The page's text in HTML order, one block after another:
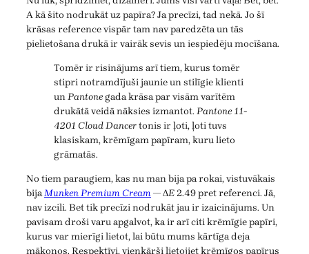
A kā šito nodrukāt uz papīra? Ja precīzi, tad nekā. Jo šī
krāsas reference vispār tam nav paredzēta un tās
pielietošana drukā ir vairāk sevis un iespiedēju mocīšana.
Tomēr ir risinājums arī tiem, kurus tomēr
stipri notramdījuši jaunie un stilīgie klienti
unPantonegada krāsa par visām varītēm
drukātā veidā nāksies izmantot. Pantone 11-
4201 Cloud Dancertonis ir ļoti, ļoti tuvs
klasiskam, krēmīgam papīram, kuru lieto
grāmatās.
No tiem paraugiem, kas nu man bija pa rokai, vistuvākais
bijaMunken Premium Cream— ΔE2.49 pret referenci. Jā,
nav izcili. Bet tik precīzi nodrukāt jau ir izaicinājums. Un
pavisam droši varu apgalvot, ka ir arī citi krēmīgie papīri,
kurus var mierīgi lietot, lai būtu mums kārtīga deja
mākoņos. Respektīvi, vienkārši lietojiet krēmīgos papīrus